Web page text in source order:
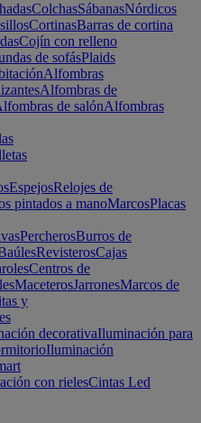
ColchasSábanasNórdicos
CortinasBarras de cortina
Cojín con relleno
de sofásPlaids
Alfombras
Alfombras de
de salónAlfombras
EspejosRelojes de
pintados a manoMarcosPlacas
PercherosBurros de
RevisterosCajas
Centros de
MaceterosJarronesMarcos de
y
decorativaIluminación para
Iluminación
con rielesCintas Led